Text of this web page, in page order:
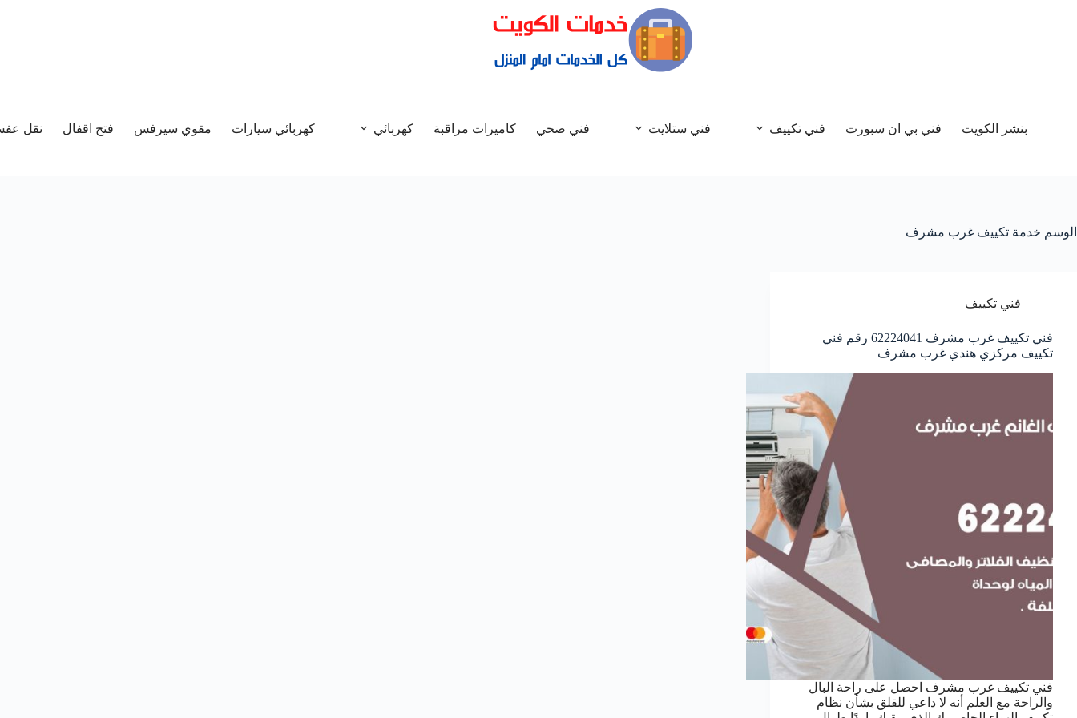
بنشر الكويت فني بي ان سبورت فني تكييف فني ستلايت فني صحي كاميرات مراقبة كهربائي كهربائي سيارات مقوي سيرفس فتح اقفال نقل
الوسم خدمة تكييف غرب مشرف
فني تكييف
فني تكييف غرب مشرف 62224041 رقم فني
تكييف مركزي هندي غرب مشرف
فني تكييف غرب مشرف احصل على راحة البال
والراحة مع العلم أنه لا داعي للقلق بشأن نظام